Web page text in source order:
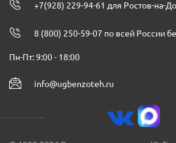
+7(928) 229-94-61 для Ростов-на-
8 (800) 250-59-07 по всей России
Пн-Пт: 9:00 - 18:00
info@ugbenzoteh.ru